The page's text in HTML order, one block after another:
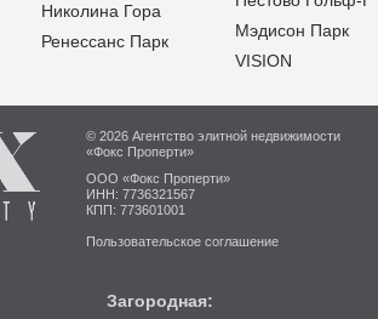
Николина Гора
Ренессанс Парк
Мэдисон Парк
VISION
© 2026 Агентство элитной недвижимости
«Фокс Проперти»
ООО «Фокс Проперти»
ИНН: 7736321567
КПП: 773601001
Пользовательское соглашение
Загородная: